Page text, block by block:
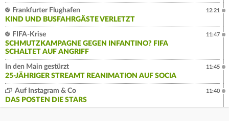
Frankfurter Flughafen
KIND UND BUSFAHRGÄSTE VERLETZT
12:21
FIFA-Krise
SCHMUTZKAMPAGNE GEGEN INFANTINO? FIFA
SCHALTET AUF ANGRIFF
11:47
In den Main gestürzt
25-JÄHRIGER STREAMT REANIMATION AUF SOCIA
11:45
Auf Instagram & Co
DAS POSTEN DIE STARS
11:40